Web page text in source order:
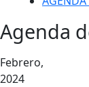
Agenda
Febrero,
2024